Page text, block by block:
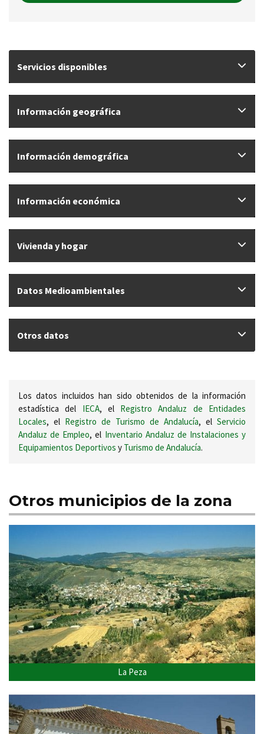
Servicios disponibles
Información geográfica
Información demográfica
Información económica
Vivienda y hogar
Datos Medioambientales
Otros datos
Los datos incluidos han sido obtenidos de la información
estadística del IECA, el Registro Andaluz de Entidades
Locales, el Registro de Turismo de Andalucía, el Servicio
Andaluz de Empleo, el Inventario Andaluz de Instalaciones y
Equipamientos Deportivos y Turismo de Andalucía.
Otros municipios de la zona
La Peza